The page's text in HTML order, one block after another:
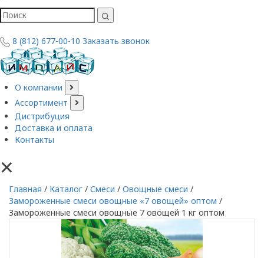
8 (812) 677-00-10 Заказать звонок
О компании
Ассортимент
Дистрибуция
Доставка и оплата
Контакты
×
Главная / Каталог / Смеси / Овощные смеси /
Замороженные смеси овощные «7 овощей» оптом /
Замороженные смеси овощные 7 овощей 1 кг оптом